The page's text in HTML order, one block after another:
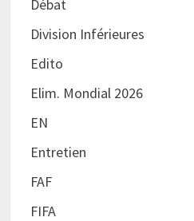
Débat
Division Inférieures
Edito
Elim. Mondial 2026
EN
Entretien
FAF
FIFA